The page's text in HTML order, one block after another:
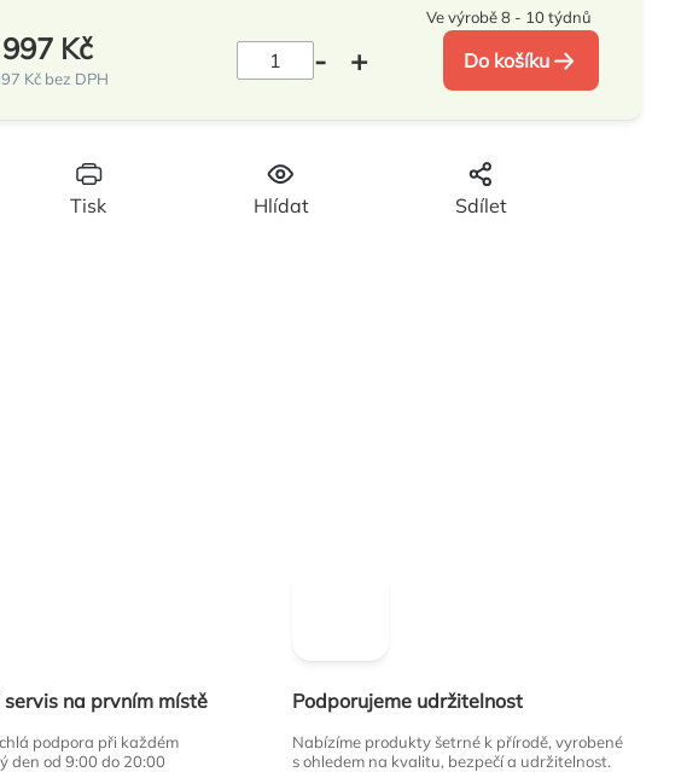
Tisk Hlídat Sdílet
Ve výrobě 8 - 10 týdnů
Kč
Kč bez DPH
Do košíku
na prvním místě
podpora při každém
den od 9:00 do 20:00
Podporujeme udržitelnost
Nabízíme produkty šetrné k přírodě, vyrobené
s ohledem na kvalitu, bezpečí a udržitelnost.